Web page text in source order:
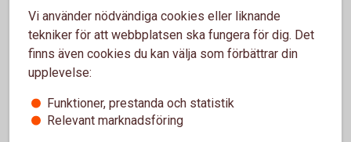
Kontakt
skada om ditt barn har blivit utsatt för mobbning.
Telefontider måndag till fredag 08.00-17.00.
Vi använder nödvändiga cookies eller liknande
tekniker för att webbplatsen ska fungera för dig. Det
finns även cookies du kan välja som förbättrar din
upplevelse:
Funktioner, prestanda och statistik
Relevant marknadsföring